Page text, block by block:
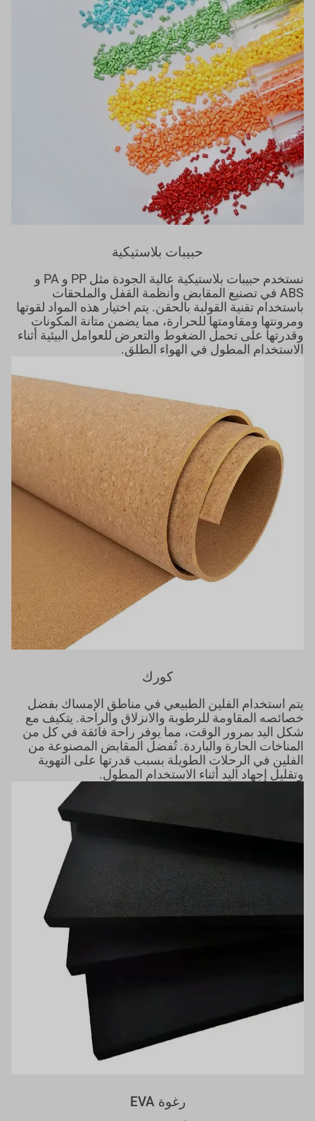
حبيبات بلاستيكية
نستخدم حبيبات بلاستيكية عالية الجودة مثل PP و PA و
ABS في تصنيع المقابض وأنظمة القفل والملحقات
باستخدام تقنية القولبة بالحقن. يتم اختيار هذه المواد لقوتها
ومرونتها ومقاومتها للحرارة، مما يضمن متانة المكونات
وقدرتها على تحمل الضغوط والتعرض للعوامل البيئية أثناء
الاستخدام المطول في الهواء الطلق.
كورك
يتم استخدام الفلين الطبيعي في مناطق الإمساك بفضل
خصائصه المقاومة للرطوبة والانزلاق والراحة. يتكيف مع
شكل اليد بمرور الوقت، مما يوفر راحة فائقة في كل من
المناخات الحارة والباردة. تُفضل المقابض المصنوعة من
الفلين في الرحلات الطويلة بسبب قدرتها على التهوية
وتقليل إجهاد اليد أثناء الاستخدام المطول.
رغوة EVA